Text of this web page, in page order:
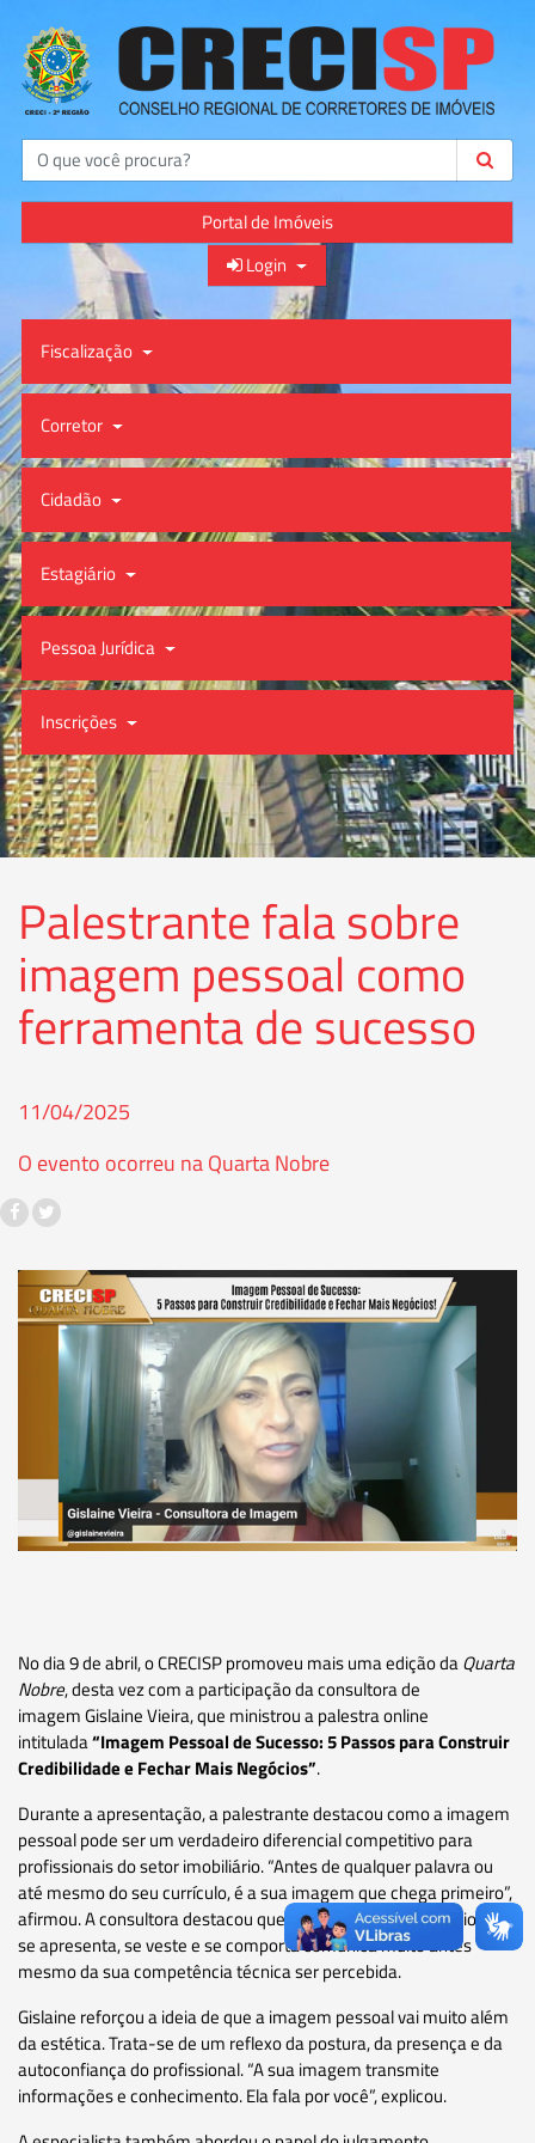
Buscar
Portal de Imóveis
Login
Fiscalização
Corretor
Cidadão
Estagiário
Pessoa Jurídica
Inscrições
Palestrante fala sobre
imagem pessoal como
ferramenta de sucesso
11/04/2025
O evento ocorreu na Quarta Nobre
No dia 9 de abril, o CRECISP promoveu mais uma edição daQuarta
Nobre, desta vez com a participação da consultora de
imagem Gislaine Vieira, que ministrou a palestra online
intitulada“Imagem Pessoal de Sucesso: 5 Passos para Construir
Credibilidade e Fechar Mais Negócios”.
Durante a apresentação, a palestrante destacou como a imagem
pessoal pode ser um verdadeiro diferencial competitivo para
profissionais do setor imobiliário. “Antes de qualquer palavra ou
até mesmo do seu currículo, é a sua imagem que chega primeiro”,
afirmou. A consultora destacou que a forma como o profissional
se apresenta, se veste e se comporta comunica muito antes
mesmo da sua competência técnica ser percebida.
Gislaine reforçou a ideia de que a imagem pessoal vai muito além
da estética. Trata-se de um reflexo da postura, da presença e da
autoconfiança do profissional. “A sua imagem transmite
informações e conhecimento. Ela fala por você”, explicou.